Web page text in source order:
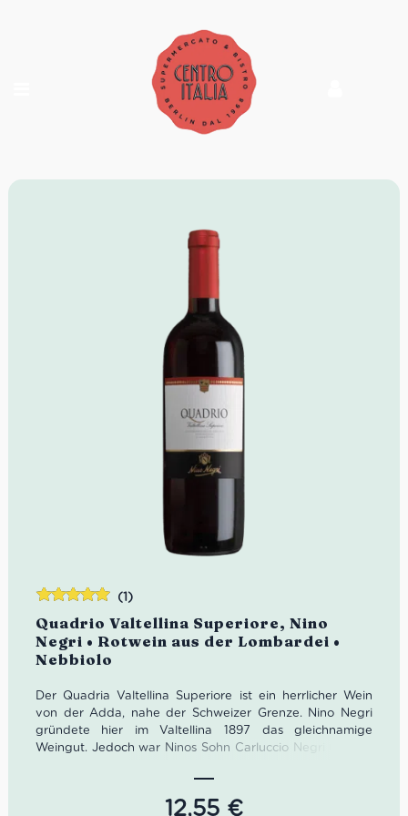
Quadrio Valtellina Superiore, Nino
Negri • Rotwein aus der Lombardei •
Nebbiolo
(1)
Der Quadria Valtellina Superiore ist ein herrlicher Wein
von der Adda, nahe der Schweizer Grenze. Nino Negri
gründete hier im Valtellina 1897 das gleichnamige
Weingut. Jedoch war Ninos Sohn Carluccio Negri für den
Mit energischer Konsequenz erneuerte das Weingut,
12,55 €
Bewertet
mit5.00von
5